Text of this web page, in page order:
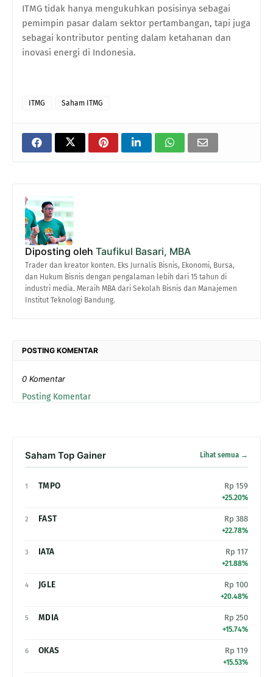
ITMG tidak hanya mengukuhkan posisinya sebagai
pemimpin pasar dalam sektor pertambangan, tapi juga
sebagai kontributor penting dalam ketahanan dan
inovasi energi di Indonesia.
ITMG Saham ITMG
Diposting oleh Taufikul Basari, MBA
Trader dan kreator konten. Eks Jurnalis Bisnis, Ekonomi, Bursa,
dan Hukum Bisnis dengan pengalaman lebih dari 15 tahun di
industri media. Meraih MBA dari Sekolah Bisnis dan Manajemen
Institut Teknologi Bandung.
POSTING KOMENTAR
0 Komentar
Posting Komentar
Saham Top Gainer Lihat semua →
1 TMPO Rp 159
+25.20%
2 FAST Rp 388
+22.78%
3 IATA Rp 117
+21.88%
4 JGLE Rp 100
+20.48%
5 MDIA Rp 250
+15.74%
6 OKAS Rp 119
+15.53%